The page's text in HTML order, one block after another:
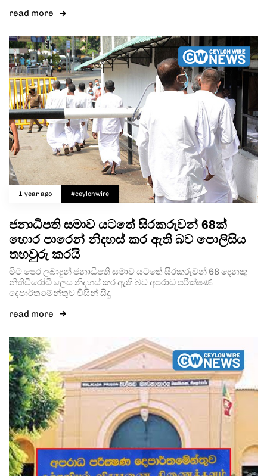
read more
1 year ago #ceylonwire
ජනාධිපති සමාව යටතේ සිරකරුවන් 68ක්
හොර පාරෙන් නිදහස් කර ඇති බව පොලිසිය
තහවුරු කරයි
මීට පෙර ලබාදුන් ජනාධිපති සමාව යටතේ සිරකරුවන් 68 දෙනකු
නීතිවිරෝධී ලෙස නිදහස් කර ඇති බව අපරාධ පරීක්ෂණ
දෙපාර්තමේන්තුව විසින් සිදු
read more